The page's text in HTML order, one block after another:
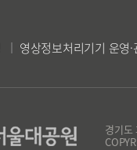
영상정보처리기기 운영·
경기도